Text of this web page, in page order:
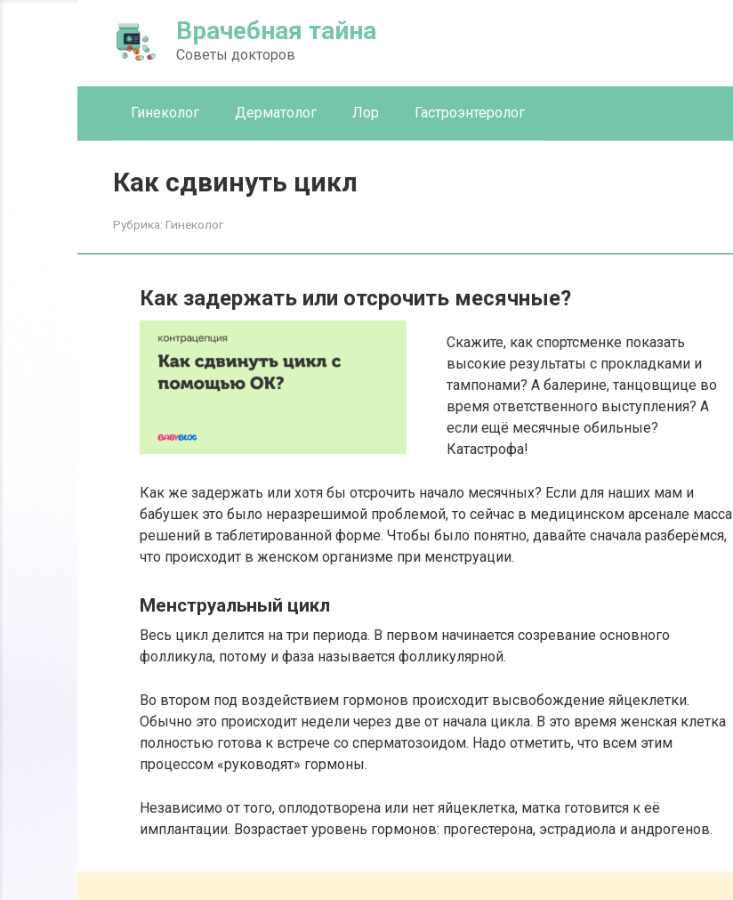
Врачебная тайна
Советы докторов
Гинеколог Дерматолог Лор Гастроэнтеролог
Как сдвинуть цикл
Рубрика: Гинеколог
Как задержать или отсрочить месячные?
Скажите, как спортсменке показать
высокие результаты с прокладками и
тампонами? А балерине, танцовщице во
время ответственного выступления? А
если ещё месячные обильные?
Катастрофа!
Как же задержать или хотя бы отсрочить начало месячных? Если для наших мам и
бабушек это было неразрешимой проблемой, то сейчас в медицинском арсенале масса
решений в таблетированной форме. Чтобы было понятно, давайте сначала разберёмся,
что происходит в женском организме при менструации.
Менструальный цикл
Весь цикл делится на три периода. В первом начинается созревание основного
фолликула, потому и фаза называется фолликулярной.
Во втором под воздействием гормонов происходит высвобождение яйцеклетки.
Обычно это происходит недели через две от начала цикла. В это время женская клетка
полностью готова к встрече со сперматозоидом. Надо отметить, что всем этим
процессом «руководят» гормоны.
Независимо от того, оплодотворена или нет яйцеклетка, матка готовится к её
имплантации. Возрастает уровень гормонов: прогестерона, эстрадиола и андрогенов.